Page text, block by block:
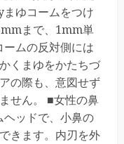
ゆコームをつけ
まで、1mm単
ムの反対側には
くまゆをかたちづ
の際も、意図せず
せん。 ■女性の鼻
ッドで、小鼻の
きます。内刃を外